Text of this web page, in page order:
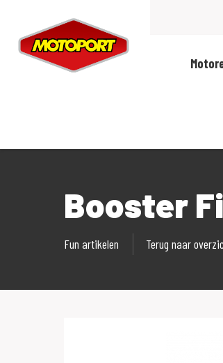
Booster
Fun artikelen Terug naar